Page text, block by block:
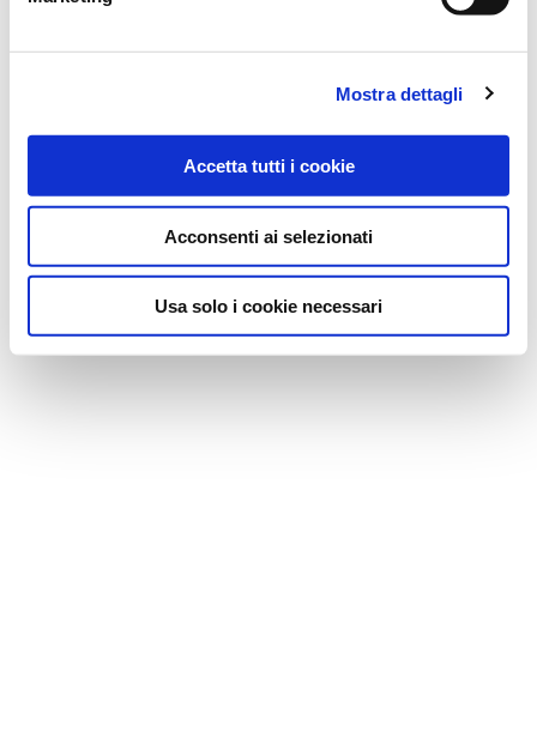
Mostra dettagli
Accetta tutti i cookie
Acconsenti ai selezionati
Usa solo i cookie necessari
PEZZI+1 ADATTATORE+10 TAPPINI ESTERNI
Prezzo: 61,93€